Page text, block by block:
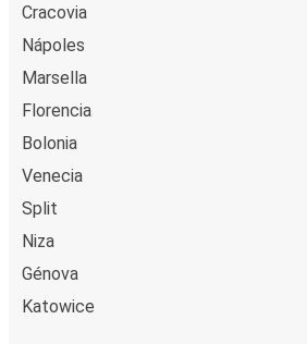
Cracovia
Nápoles
Marsella
Florencia
Bolonia
Venecia
Split
Niza
Génova
Katowice